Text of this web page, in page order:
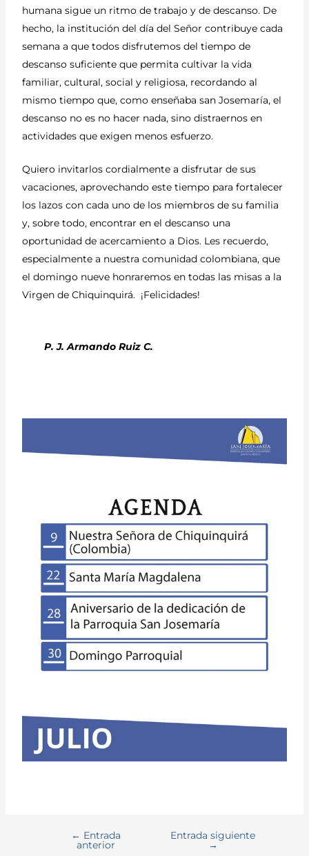
humana sigue un ritmo de trabajo y de descanso. De
hecho, la institución del día del Señor contribuye cada
semana a que todos disfrutemos del tiempo de
descanso suficiente que permita cultivar la vida
familiar, cultural, social y religiosa, recordando al
mismo tiempo que, como enseñaba san Josemaría, el
descanso no es no hacer nada, sino distraernos en
actividades que exigen menos esfuerzo.
Quiero invitarlos cordialmente a disfrutar de sus
vacaciones, aprovechando este tiempo para fortalecer
los lazos con cada uno de los miembros de su familia
y, sobre todo, encontrar en el descanso una
oportunidad de acercamiento a Dios. Les recuerdo,
especialmente a nuestra comunidad colombiana, que
el domingo nueve honraremos en todas las misas a la
Virgen de Chiquinquirá. ¡Felicidades!
P. J. Armando Ruiz C.
← Entrada
anterior
Entrada siguiente
→